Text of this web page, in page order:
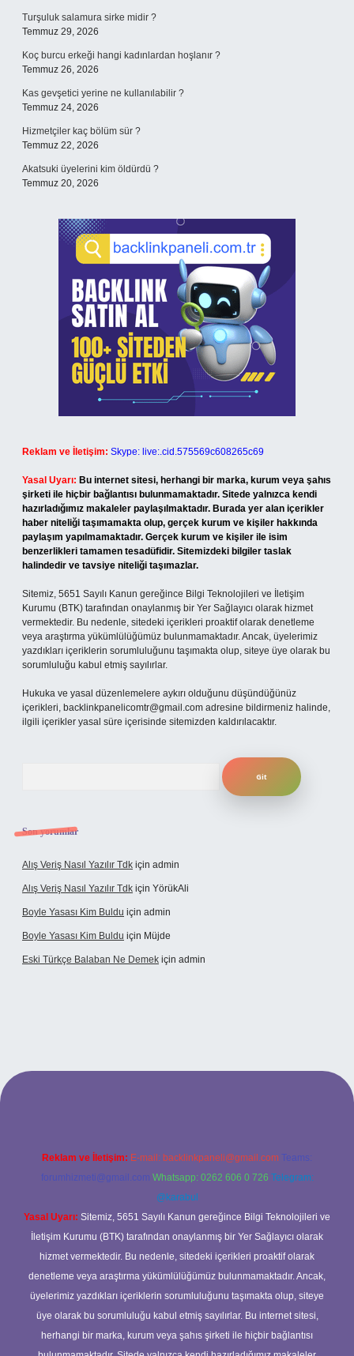
Turşuluk salamura sirke midir ?
Temmuz 29, 2026
Koç burcu erkeği hangi kadınlardan hoşlanır ?
Temmuz 26, 2026
Kas gevşetici yerine ne kullanılabilir ?
Temmuz 24, 2026
Hizmetçiler kaç bölüm sür ?
Temmuz 22, 2026
Akatsuki üyelerini kim öldürdü ?
Temmuz 20, 2026
Reklam ve İletişim: Skype: live:.cid.575569c608265c69
Yasal Uyarı: Bu internet sitesi, herhangi bir marka, kurum veya şahıs
şirketi ile hiçbir bağlantısı bulunmamaktadır. Sitede yalnızca kendi
hazırladığımız makaleler paylaşılmaktadır. Burada yer alan içerikler
haber niteliği taşımamakta olup, gerçek kurum ve kişiler hakkında
paylaşım yapılmamaktadır. Gerçek kurum ve kişiler ile isim
benzerlikleri tamamen tesadüfidir. Sitemizdeki bilgiler taslak
halindedir ve tavsiye niteliği taşımazlar.
Sitemiz, 5651 Sayılı Kanun gereğince Bilgi Teknolojileri ve İletişim
Kurumu (BTK) tarafından onaylanmış bir Yer Sağlayıcı olarak hizmet
vermektedir. Bu nedenle, sitedeki içerikleri proaktif olarak denetleme
veya araştırma yükümlülüğümüz bulunmamaktadır. Ancak, üyelerimiz
yazdıkları içeriklerin sorumluluğunu taşımakta olup, siteye üye olarak bu
sorumluluğu kabul etmiş sayılırlar.
Hukuka ve yasal düzenlemelere aykırı olduğunu düşündüğünüz
içerikleri, backlinkpanelicomtr@gmail.com adresine bildirmeniz halinde,
ilgili içerikler yasal süre içerisinde sitemizden kaldırılacaktır.
Son yorumlar
Alış Veriş Nasıl Yazılır Tdk için admin
Alış Veriş Nasıl Yazılır Tdk için YörükAli
Boyle Yasası Kim Buldu için admin
Boyle Yasası Kim Buldu için Müjde
Eski Türkçe Balaban Ne Demek için admin
Reklam ve İletişim: E-mail: backlinkpaneli@gmail.com Teams:
forumhizmeti@gmail.com Whatsapp: 0262 606 0 726 Telegram:
@karabul
Yasal Uyarı: Sitemiz, 5651 Sayılı Kanun gereğince Bilgi Teknolojileri ve
İletişim Kurumu (BTK) tarafından onaylanmış bir Yer Sağlayıcı olarak
hizmet vermektedir. Bu nedenle, sitedeki içerikleri proaktif olarak
denetleme veya araştırma yükümlülüğümüz bulunmamaktadır. Ancak,
üyelerimiz yazdıkları içeriklerin sorumluluğunu taşımakta olup, siteye
üye olarak bu sorumluluğu kabul etmiş sayılırlar. Bu internet sitesi,
herhangi bir marka, kurum veya şahıs şirketi ile hiçbir bağlantısı